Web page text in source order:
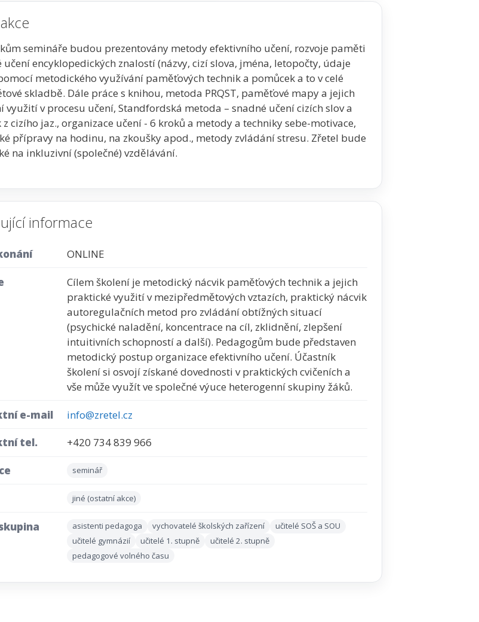
semináře budou prezentovány metody efektivního učení, rozvoje paměti
učení encyklopedických znalostí (názvy, cizí slova, jména, letopočty, údaje
metodického využívání paměťových technik a pomůcek a to v celé
skladbě. Dále práce s knihou, metoda PRQST, paměťové mapy a jejich
využití v procesu učení, Standfordská metoda – snadné učení cizích slov a
z cizího jaz., organizace učení - 6 kroků a metody a techniky sebe-motivace,
přípravy na hodinu, na zkoušky apod., metody zvládání stresu. Zřetel bude
na inkluzivní (společné) vzdělávání.
informace
ONLINE
Cílem školení je metodický nácvik paměťových technik a jejich
praktické využití v mezipředmětových vztazích, praktický nácvik
autoregulačních metod pro zvládání obtížných situací
(psychické naladění, koncentrace na cíl, zklidnění, zlepšení
intuitivních schopností a další). Pedagogům bude představen
metodický postup organizace efektivního učení. Účastník
školení si osvojí získané dovednosti v praktických cvičeních a
vše může využít ve společné výuce heterogenní skupiny žáků.
e-mail info@zretel.cz
tel. +420 734 839 966
seminář
jiné (ostatní akce)
asistenti pedagoga vychovatelé školských zařízení
učitelé SOŠ a SOU
učitelé gymnázií
učitelé 1. stupně
učitelé 2. stupně
pedagogové volného času